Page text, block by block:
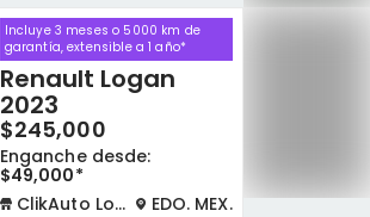
Incluye 3 meses o 5000 km de
garantía, extensible a 1 año*
Renault Logan
2023
$245,000
Enganche desde:
$49,000*
ClikAuto Lomas Verdes
EDO. MEX.